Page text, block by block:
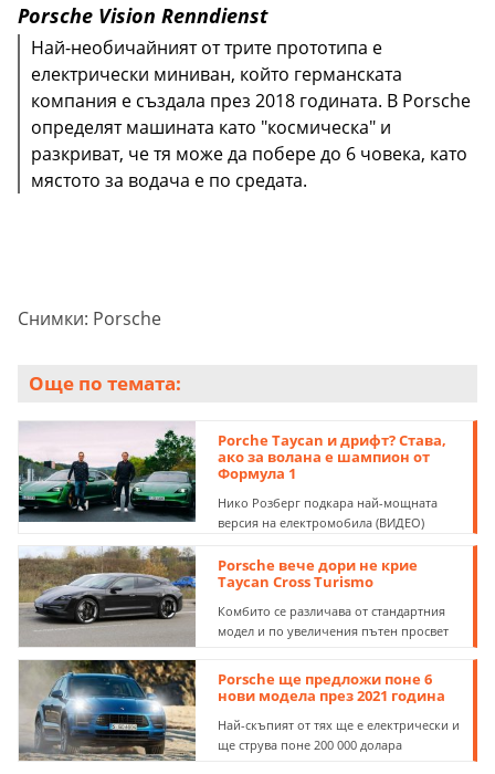
Porsche Vision Renndienst
Най-необичайният от трите прототипа е
електрически миниван, който германската
компания е създала през 2018 годината. В Porsche
определят машината като "космическа" и
разкриват, че тя може да побере до 6 човека, като
мястото за водача е по средата.
Снимки: Porsche
Още по темата:
Porche Taycan и дрифт? Става,
ако за волана е шампион от
Формула 1
Нико Розберг подкара най-мощната
версия на електромобила (ВИДЕО)
Porsche вече дори не крие
Taycan Cross Turismo
Комбито се различава от стандартния
модел и по увеличения пътен просвет
Porsche ще предложи поне 6
нови модела през 2021 година
Най-скъпият от тях ще е електрически и
ще струва поне 200 000 долара